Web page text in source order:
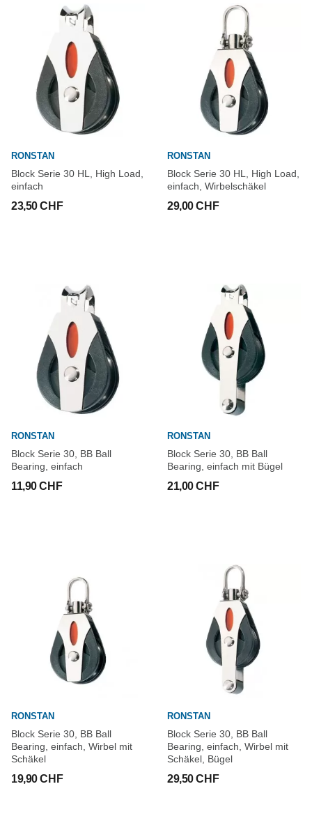
RONSTAN
Block Serie 30 HL, High Load,
einfach
23,50 CHF
RONSTAN
Block Serie 30 HL, High Load,
einfach, Wirbelschäkel
29,00 CHF
RONSTAN
Block Serie 30, BB Ball
Bearing, einfach
11,90 CHF
RONSTAN
Block Serie 30, BB Ball
Bearing, einfach mit Bügel
21,00 CHF
RONSTAN
Block Serie 30, BB Ball
Bearing, einfach, Wirbel mit
Schäkel
19,90 CHF
RONSTAN
Block Serie 30, BB Ball
Bearing, einfach, Wirbel mit
Schäkel, Bügel
29,50 CHF